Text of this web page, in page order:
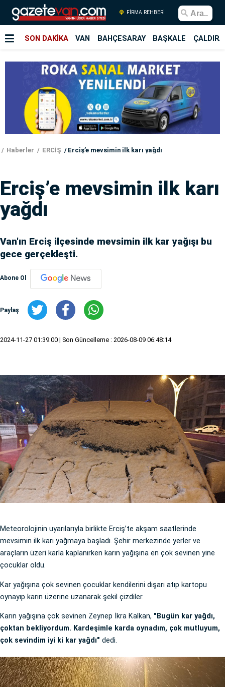
FİRMA REHBERİ
SON DAKİKA VAN BAHÇESARAY BAŞKALE
Haberler ERCİŞ Erciş’e mevsimin ilk karı yağdı
Erciş’e mevsimin ilk karı
yağdı
Van'ın Erciş ilçesinde mevsimin ilk kar yağışı bu
gece gerçekleşti.
Abone Ol
Paylaş
2024-11-27 01:39:00 | Son Güncelleme : 2026-08-09 06:48:14
Meteorolojinin uyarılarıyla birlikte Erciş’te akşam saatlerinde
mevsimin ilk karı yağmaya başladı. Şehir merkezinde yerler ve
araçların üzeri karla kaplanırken karın yağışına en çok sevinen yine
çocuklar oldu.
Kar yağışına çok sevinen çocuklar kendilerini dışarı atıp kartopu
oynayıp karın üzerine uzanarak şekil çizdiler.
Karın yağışına çok sevinen Zeynep İkra Kalkan, "Bugün kar yağdı,
çoktan bekliyordum. Kardeşimle karda oynadım, çok mutluyum,
çok sevindim iyi ki kar yağdı" dedi.